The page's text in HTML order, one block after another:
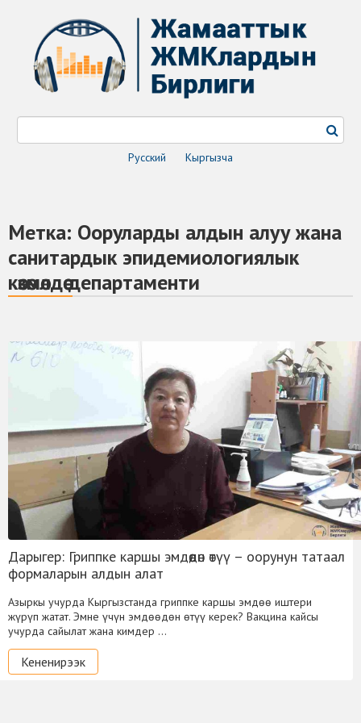
Русский Кыргызча
Метка: Ооруларды алдын алуу жана
санитардык эпидемиологиялык
көзөмөлдөө департаменти
Дарыгер: Гриппке каршы эмдөөдөн өтүү – оорунун татаал
формаларын алдын алат
Азыркы учурда Кыргызстанда гриппке каршы эмдөө иштери
жүрүп жатат. Эмне үчүн эмдөөдөн өтүү керек? Вакцина кайсы
учурда сайылат жана кимдер …
Кененирээк